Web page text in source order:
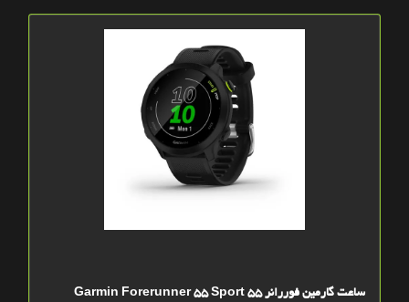
ساعت گارمين فوررانر 55 Garmin Forerunner 55 Sport